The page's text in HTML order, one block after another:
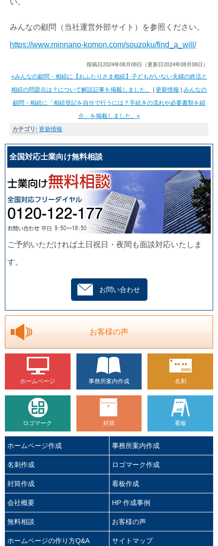
い。
みんなの顧問（当社運営外部サイト）を参照ください。
https://www.minnano-komon.com/souzoku/find_a_will/
投稿日2024年08月08日（更新日2024年08月08日）
«みんなの顧問・相続に【おふたりさま相続】子どもがいない夫婦の終活と
相続の問題点は？について解説記事を掲載しました。
更新情報
みんなの
顧問・相続に「相続登記を自分で行うには？手続きの流れや必要書類を紹
介」を掲載しました。»
カテゴリ : 更新情報
全国対応士業向け無料相談
ご予約いただければ土日祝日・夜間も面談対応いたしま
す。
お問い合わせ
お客様の声
ホームページ 事務所案内作成 名刺
ロゴマーク 封筒 看板
ホームページ作成 事務所案内作成
名刺作成 ロゴマーク作成
封筒作成 看板作成
会社概要 HP 作成事例
無料相談 お客様の声
ホームページの作り方Q&A サイトマップ